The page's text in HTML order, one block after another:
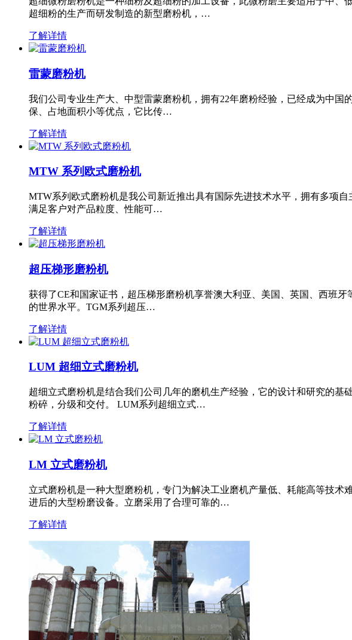
超细粉的生产而研发制造的新型磨粉机，…
了解详情
雷蒙磨粉机
我们公司专业生产大、中型雷蒙磨粉机，拥有22年磨粉经验，已经成为中
保、占地面积小等优点，它比传…
了解详情
MTW 系列欧式磨粉机
MTW系列欧式磨粉机是我公司新近推出具有国际先进技术水平，拥有多项
满足客户对产品粒度、性能可…
了解详情
超压梯形磨粉机
获得了CE和国家证书，超压梯形磨粉机享誉澳大利亚、美国、英国、西班
的世界水平。TGM系列超压…
了解详情
LUM 超细立式磨粉机
超细立式磨粉机是结合我们公司几年的磨机生产经验，它的设计和研究的
粉碎，分级和交付。 LUM系列超细立式…
了解详情
LM 立式磨粉机
立式磨粉机是一种大型磨粉机，专门为解决工业磨机产量低、耗能高等技
进后的大型粉磨设备。立磨采用了合理可靠的…
了解详情